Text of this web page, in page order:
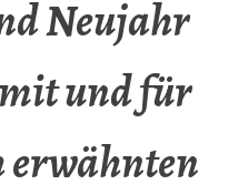
Neujahr
und für
erwähnten